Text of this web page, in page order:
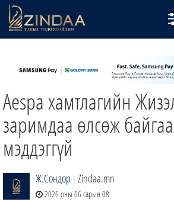
ТВ8
ӨГЛӨӨНИЙ СОНИН
АУДИО ЗОХИОЛ
ЗИНДАА СЭТГҮҮЛ
Aespa хамтлагийн
заримдаа өлсөж
мэддэггүй
Ж.Сондор | Zindaa.mn
2026 оны 06 сарын 08